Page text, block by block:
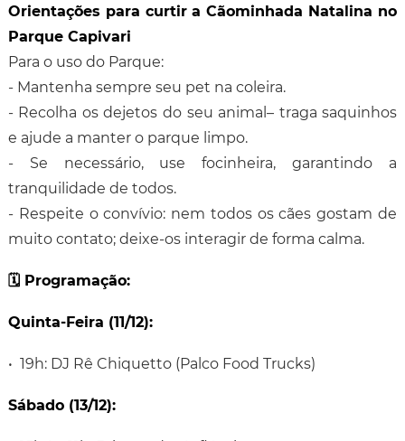
Orientações para curtir a Cãominhada Natalina no
Parque Capivari
Para o uso do Parque:
- Mantenha sempre seu pet na coleira.
- Recolha os dejetos do seu animal– traga saquinhos
e ajude a manter o parque limpo.
- Se necessário, use focinheira, garantindo a
tranquilidade de todos.
- Respeite o convívio: nem todos os cães gostam de
muito contato; deixe-os interagir de forma calma.
🗓️ Programação:
Quinta-Feira (11/12):
• 19h: DJ Rê Chiquetto (Palco Food Trucks)
Sábado (13/12):